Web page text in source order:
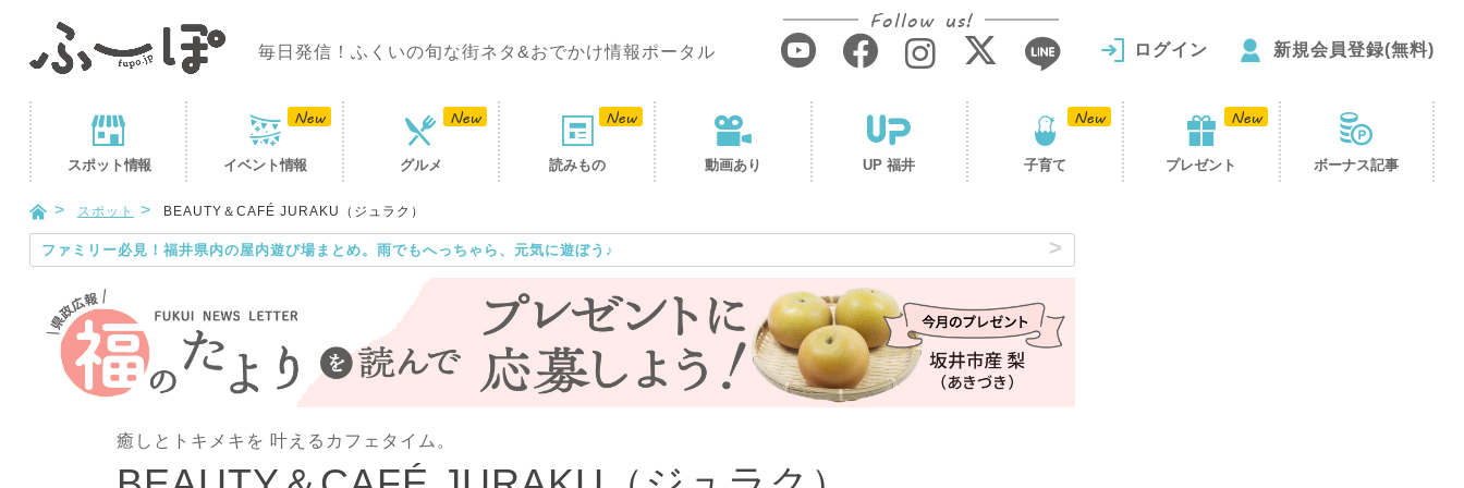
毎日発信！ふくいの旬な街ネタ&おでかけ情報ポータル
Follow us!
ログイン 新規会員登録(無料)
スポット情報 イベント情報 グルメ 読みもの 動画あり UP 福井 子育て プレゼント ボーナス記事
スポット BEAUTY＆CAFÉ JURAKU（ジュラク）
ファミリー必見！福井県内の屋内遊び場まとめ。雨でもへっちゃら、元気に遊ぼう♪
癒しとトキメキを 叶えるカフェタイム。